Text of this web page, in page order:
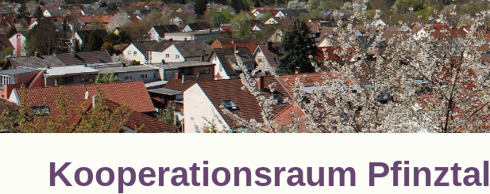
Kooperationsraum Pfinztal